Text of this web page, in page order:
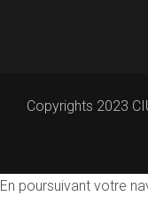
Copyrights 2023
En poursuivant votre